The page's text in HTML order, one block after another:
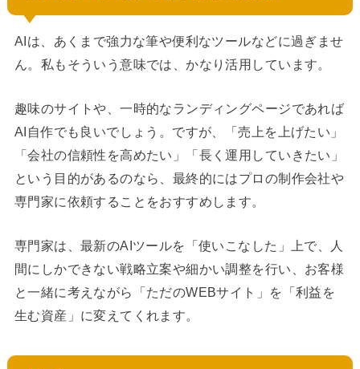
AIは、あくまで強力な筆や便利なツールなどに過ぎませ
ん。私もそういう意味では、かなり活用しています。
趣味のサイトや、一時的なランディングページであれば
AI自作でも良いでしょう。ですが、「売上を上げたい」
「会社の信頼性を高めたい」「長く運用していきたい」
という目的があるのなら、最終的にはプロの制作会社や
専門家に依頼することをおすすめします。
専門家は、最新のAIツールを「使いこなした」上で、人
間にしかできない戦略立案や細かい調整を行い、お客様
と一緒に考えながら「ただのWEBサイト」を「利益を
生む資産」に変えてくれます。